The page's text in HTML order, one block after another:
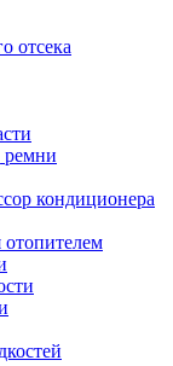
отсека
кондиционера